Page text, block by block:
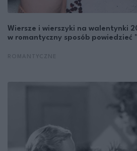
Wiersze i wierszyki na walentynki
w romantyczny sposób powiedzieć